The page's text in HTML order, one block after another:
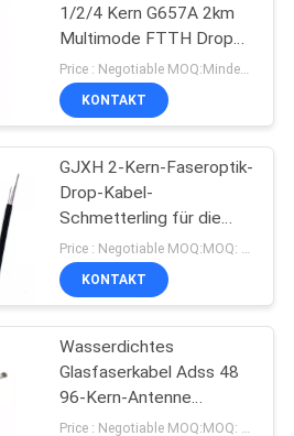
1/2/4 Kern G657A 2km
Multimode FTTH Drop
Cable GJYXCH
Price : Negotiable MOQ:Mindestbestellmenge: 1000 Meter
KONTAKT
GJXH 2-Kern-Faseroptik-
Drop-Kabel-
Schmetterling für die
im Innenbereich
KONTAKT
Wasserdichtes
Glasfaserkabel Adss 48
96-Kern-Antenne
Singlemode